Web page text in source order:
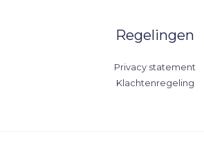
Regelingen
Privacy statement
Klachtenregeling